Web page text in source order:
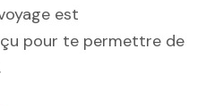
est
pour te permettre de